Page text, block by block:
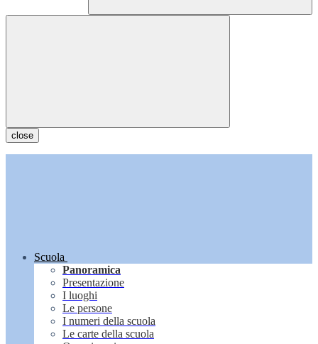
close
Scuola
Panoramica
Presentazione
I luoghi
Le persone
I numeri della scuola
Le carte della scuola